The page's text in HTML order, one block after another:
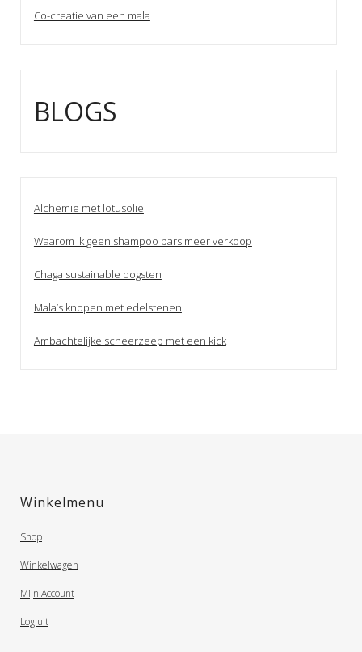
Co-creatie van een mala
BLOGS
Alchemie met lotusolie
Waarom ik geen shampoo bars meer verkoop
Chaga sustainable oogsten
Mala’s knopen met edelstenen
Ambachtelijke scheerzeep met een kick
Winkelmenu
Shop
Winkelwagen
Mijn Account
Log uit